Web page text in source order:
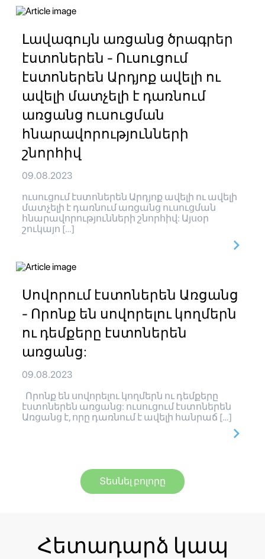
Լավագույն առցանց ծրագրեր
էստոներեն - Ուսուցում
էստոներեն Արդյոք ավելի ու
ավելի մատչելի է դառնում
առցանց ուսուցման
հնարավորությունների
շնորհիվ
09.08.2023
ուսուցում էստոներեն Արդյոք ավելի ու ավելի
մատչելի է դառնում առցանց ուսուցման
հնարավորությունների շնորհիվ: Այսօր
շուկայո […]
Սովորում էստոներեն Առցանց
- Որոնք են սովորելու կողմերն
ու դեմքերը էստոներեն
առցանց:
09.08.2023
Որոնք են սովորելու կողմերն ու դեմքերը
էստոներեն առցանց: ուսուցում էստոներեն
Առցանց է, որը դառնում է ավելի հանրաճ […]
Տեսնել բոլորը
Հետադարձ կապ